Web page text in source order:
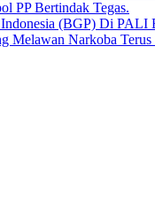
PP Bertindak Tegas.
(BGP) Di PALI
Melawan Narkoba